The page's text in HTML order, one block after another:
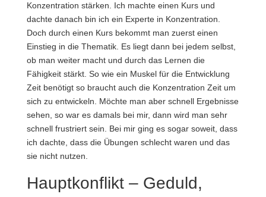
Konzentration stärken. Ich machte einen Kurs und
dachte danach bin ich ein Experte in Konzentration.
Doch durch einen Kurs bekommt man zuerst einen
Einstieg in die Thematik. Es liegt dann bei jedem selbst,
ob man weiter macht und durch das Lernen die
Fähigkeit stärkt. So wie ein Muskel für die Entwicklung
Zeit benötigt so braucht auch die Konzentration Zeit um
sich zu entwickeln. Möchte man aber schnell Ergebnisse
sehen, so war es damals bei mir, dann wird man sehr
schnell frustriert sein. Bei mir ging es sogar soweit, dass
ich dachte, dass die Übungen schlecht waren und das
sie nicht nutzen.
Hauptkonflikt – Geduld,